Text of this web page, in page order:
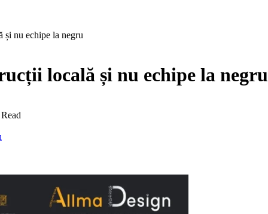
și nu echipe la negru
locală și nu echipe la negru